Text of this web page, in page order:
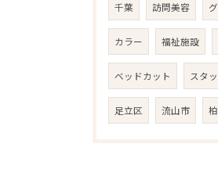
千葉 訪問美容
カラー 福祉施設
ベッドカット スタ
足立区 流山市